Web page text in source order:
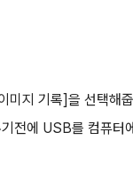
지 기록]을 선택해
전에 USB를 컴퓨터